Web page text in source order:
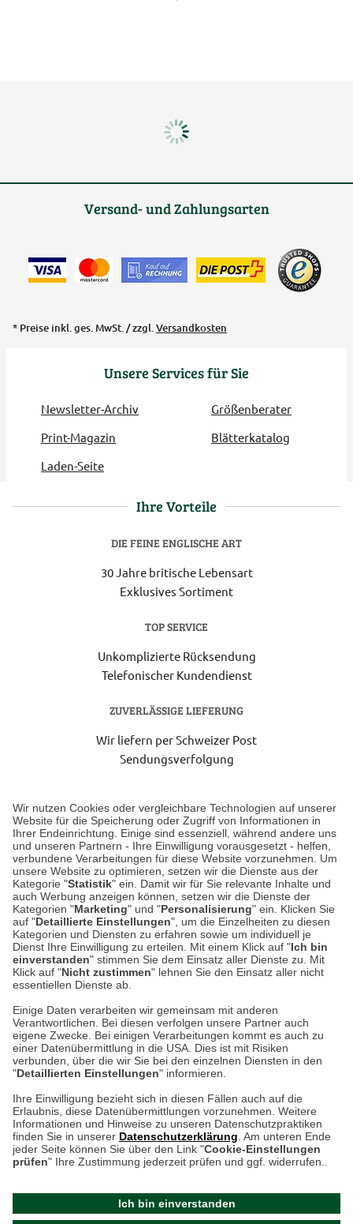
Wir nutzen Cookies oder vergleichbare Technologien auf unserer
Website für die Speicherung oder Zugriff von Informationen in
Ihrer Endeinrichtung. Einige sind essenziell, während andere uns
und unseren Partnern - Ihre Einwilligung vorausgesetzt - helfen,
verbundene Verarbeitungen für diese Website vorzunehmen. Um
unsere Website zu optimieren, setzen wir die Dienste aus der
Kategorie "Statistik" ein. Damit wir für Sie relevante Inhalte und
auch Werbung anzeigen können, setzen wir die Dienste der
Kategorien "Marketing" und "Personalisierung" ein. Klicken Sie
auf "Detaillierte Einstellungen", um die Einzelheiten zu diesen
Kategorien und Diensten zu erfahren sowie um individuell je
Dienst Ihre Einwilligung zu erteilen. Mit einem Klick auf "Ich bin
einverstanden" stimmen Sie dem Einsatz aller Dienste zu. Mit
Klick auf "Nicht zustimmen" lehnen Sie den Einsatz aller nicht
essentiellen Dienste ab.
Einige Daten verarbeiten wir gemeinsam mit anderen
Verantwortlichen. Bei diesen verfolgen unsere Partner auch
eigene Zwecke. Bei einigen Verarbeitungen kommt es auch zu
einer Datenübermittlung in die USA. Dies ist mit Risiken
verbunden, über die wir Sie bei den einzelnen Diensten in den
"Detaillierten Einstellungen" informieren.
Ihre Einwilligung bezieht sich in diesen Fällen auch auf die
Erlaubnis, diese Datenübermittlungen vorzunehmen. Weitere
Informationen und Hinweise zu unseren Datenschutzpraktiken
finden Sie in unserer Datenschutzerklärung . Am unteren Ende
jeder Seite können Sie über den Link "Cookie-Einstellungen
prüfen" Ihre Zustimmung jederzeit prüfen und ggf. widerrufen..
Ich bin einverstanden
Unsere Services für Sie
Newsletter-Archiv
Größenberater
Print-Magazin
Blätterkatalog
Laden-Seite
Versand- und Zahlungsarten
* Preise inkl. ges. MwSt. / zzgl. Versandkosten
Ihre Vorteile
DIE FEINE ENGLISCHE ART
30 Jahre britische Lebensart
Exklusives Sortiment
TOP SERVICE
Unkomplizierte Rücksendung
Telefonischer Kundendienst
ZUVERLÄSSIGE LIEFERUNG
Wir liefern per Schweizer Post
Sendungsverfolgung
Unser Geschäft in Meckenheim
Auf dem Steinbüchel 6
53340 Meckenheim
Montag bis Samstag 9:00 Uhr bis 18:00 Uhr
weitere Information
Hier finden Sie uns im Netz
AGB Rücksendung von Waren Datenschutz
Impressum
Kontakt
Zur Echtheit von Bewertungen
Barrierefreiheit unserer Website
am 06.08.2026 um 00:16
Cookie-Einstellungen in Ihrem Browser
ACHTUNG!
Ihr Browser speichert aktuell keine Cookies!
Leider können Sie in diesem Fall unseren Online-Shop